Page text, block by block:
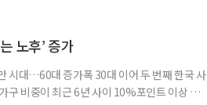
더넥스트연구센터 수석연구원은 은퇴
노후’ 증가
시대…60대 증가폭 30대 이어 두 번째 한국 사
구 비중이 최근 6년 사이 10%포인트 이상 상